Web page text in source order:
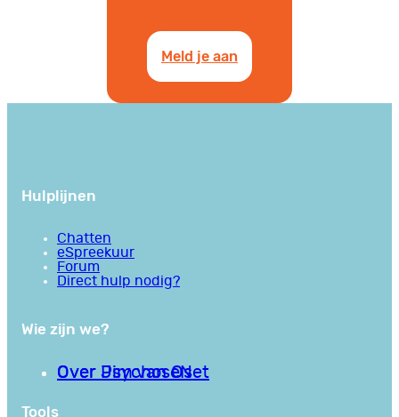
Meld je aan
Hulplijnen
Chatten
eSpreekuur
Forum
Direct hulp nodig?
Wie zijn we?
Over PsychoseNet
Over Jim van Os
Tools